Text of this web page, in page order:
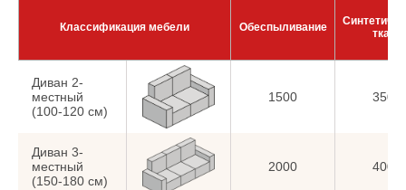
Классификация мебели Обеспыливание
ткани
Диван 2-
местный
(100-120 см)
1500 3500
Диван 3-
местный
(150-180 см)
2000 4000